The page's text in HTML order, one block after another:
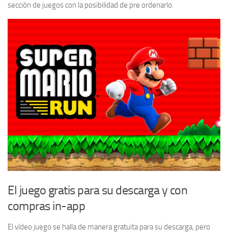
sección de juegos con la posibilidad de pre ordenarlo.
El juego gratis para su descarga y con
compras in-app
El vídeo juego se halla de manera gratuita para su descarga, pero